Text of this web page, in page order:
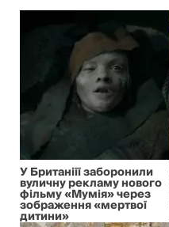
У Британіїї заборонили
вуличну рекламу нового
фільму «Мумія» через
зображення «мертвої
дитини»